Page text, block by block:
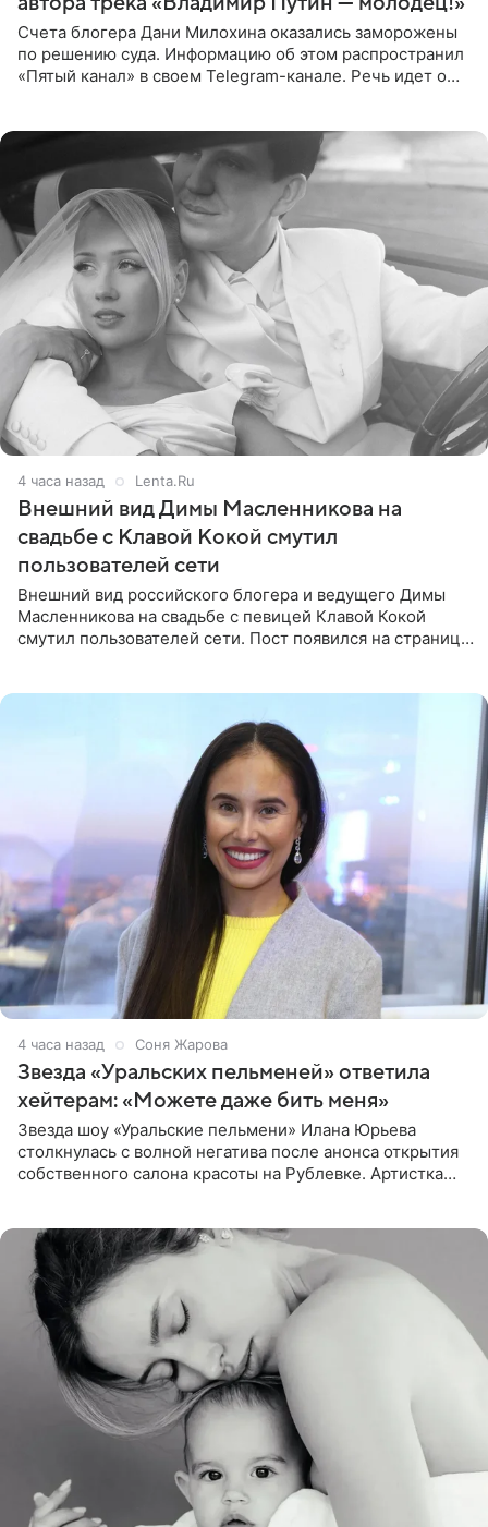
Счета блогера Дани Милохина оказались заморожены
по решению суда. Информацию об этом распространил
«Пятый канал» в своем Telegram-канале. Речь идет о
4 часа назад Lenta.Ru
Внешний вид Димы Масленникова на
свадьбе с Клавой Кокой смутил
пользователей сети
Внешний вид российского блогера и ведущего Димы
Масленникова на свадьбе с певицей Клавой Кокой
смутил пользователей сети. Пост появился на странице
4 часа назад Соня Жарова
Звезда «Уральских пельменей» ответила
хейтерам: «Можете даже бить меня»
Звезда шоу «Уральские пельмени» Илана Юрьева
столкнулась с волной негатива после анонса открытия
собственного салона красоты на Рублевке. Артистка